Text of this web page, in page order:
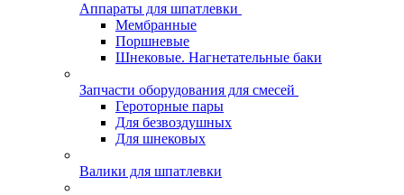
Аппараты для шпатлевки
Мембранные
Поршневые
Шнековые. Нагнетательные баки
Запчасти оборудования для смесей
Героторные пары
Для безвоздушных
Для шнековых
Валики для шпатлевки